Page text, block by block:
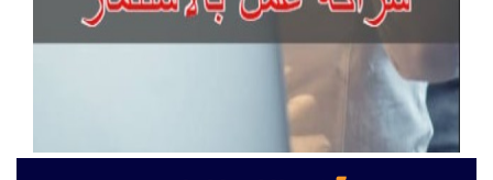
جراند ستريم هواتف